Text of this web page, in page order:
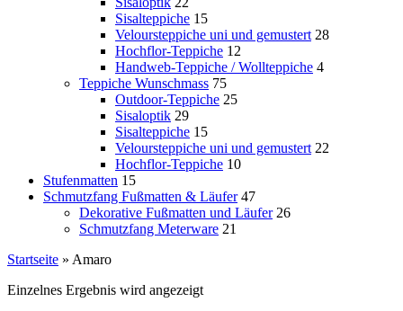
Sisalteppiche 15
Veloursteppiche uni und gemustert 28
Hochflor-Teppiche 12
Handweb-Teppiche / Wollteppiche 4
Teppiche Wunschmass 75
Outdoor-Teppiche 25
Sisaloptik 29
Sisalteppiche 15
Veloursteppiche uni und gemustert 22
Hochflor-Teppiche 10
Stufenmatten 15
Schmutzfang Fußmatten & Läufer 47
Dekorative Fußmatten und Läufer 26
Schmutzfang Meterware 21
Startseite » Amaro
Einzelnes Ergebnis wird angezeigt